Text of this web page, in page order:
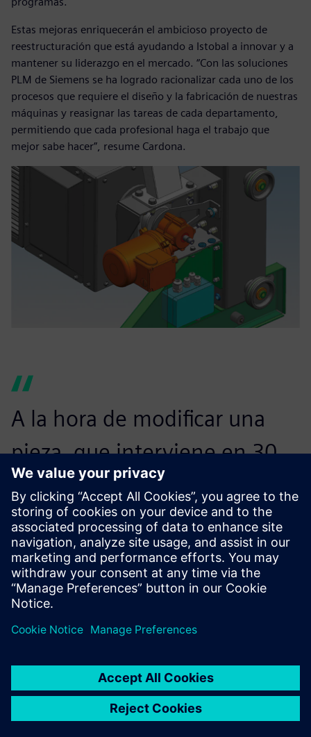
Estas mejoras enriquecerán el ambicioso proyecto de
reestructuración que está ayudando a Istobal a innovar y a
mantener su liderazgo en el mercado. “Con las soluciones
PLM de Siemens se ha logrado racionalizar cada uno de los
procesos que requiere el diseño y la fabricación de nuestras
máquinas y reasignar las tareas de cada departamento,
permitiendo que cada profesional haga el trabajo que
mejor sabe hacer”, resume Cardona.
A la hora de modificar una
pieza, que interviene en 30
modelos, no tienes que
descargar los 30 archivos de
ensamblaje y luego volver a
cargarlos; ahora dentro del
mismo archivo en el que
y Teamcenter y NX lo
gestionan.